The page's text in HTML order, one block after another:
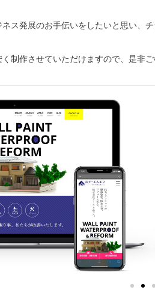
ス発展のお手伝いをしたいと思い、
制作させていただけますので、是非ご